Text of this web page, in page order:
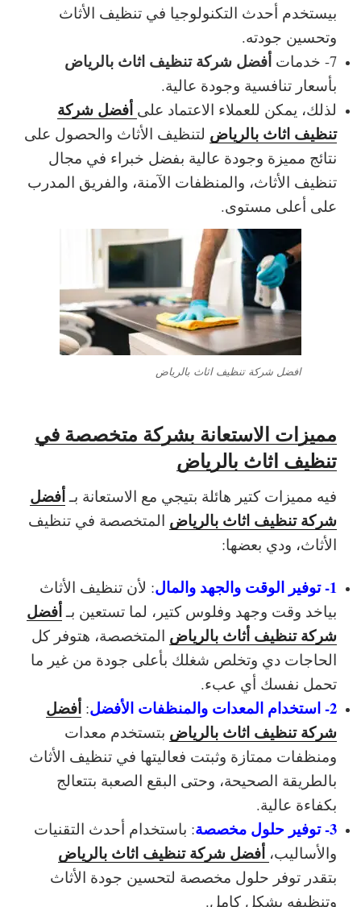
بيستخدم أحدث التكنولوجيا في تنظيف الأثاث
وتحسين جودته.
7- خدمات
أفضل شركة تنظيف اثاث بالرياض
بأسعار تنافسية وجودة عالية.
لذلك، يمكن للعملاء الاعتماد على أفضل شركة
تنظيف اثاث بالرياض لتنظيف الأثاث والحصول على
نتائج مميزة وجودة عالية بفضل خبراء في مجال
تنظيف الأثاث، والمنظفات الآمنة، والفريق المدرب
على أعلى مستوى.
افضل شركة تنظيف اثاث بالرياض
مميزات الاستعانة بشركة متخصصة في
تنظيف اثاث بالرياض
فيه مميزات كتير هائلة بتيجي مع الاستعانة بـأفضل
شركة تنظيف اثاث بالرياض المتخصصة في تنظيف
الأثاث، ودي بعضها:
1- توفير الوقت والجهد والمال
: لأن تنظيف الأثاث
بياخد وقت وجهد وفلوس كتير، لما تستعين بـأفضل
شركة تنظيف أثاث بالرياض المتخصصة، هتوفر كل
الحاجات دي وتخلص شغلك بأعلى جودة من غير ما
تحمل نفسك أي عبء.
2- استخدام المعدات والمنظفات الأفضل : أفضل
شركة تنظيف اثاث بالرياض بتستخدم معدات
ومنظفات ممتازة وثبتت فعاليتها في تنظيف الأثاث
بالطريقة الصحيحة، وحتى البقع الصعبة بتتعالج
بكفاءة عالية.
3- توفير حلول مخصصة
: باستخدام أحدث التقنيات
والأساليب، أفضل شركة تنظيف اثاث بالرياض
بتقدر توفر حلول مخصصة لتحسين جودة الأثاث
وتنظيفه بشكل كامل.